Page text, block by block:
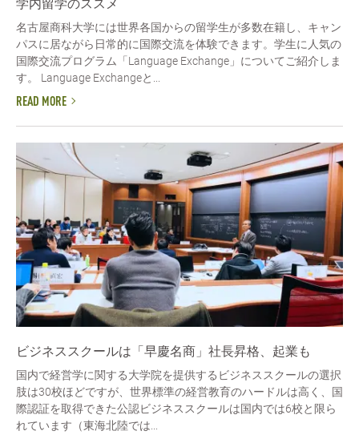
学内留学のススメ
名古屋商科大学には世界各国からの留学生が多数在籍し、キャン
パスに居ながら日常的に国際交流を体験できます。学生に人気の
国際交流プログラム「Language Exchange」についてご紹介しま
す。 Language Exchangeと...
READ MORE
ビジネススクールは「早慶名商」社長昇格、起業も
国内で経営学に関する大学院を提供するビジネススクールの選択
肢は30校ほどですが、世界標準の経営教育のハードルは高く、国
際認証を取得できた公認ビジネススクールは国内では6校と限ら
れています（東海北陸では...